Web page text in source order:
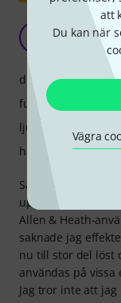
att
Du kan när
Vägra
Bra
Sammantaget
uppdatering/
Allen & Heath-
saknade jag
nu till stor del löst
användas på vissa
Jag tror inte att
drift
funktioner
ljud
hantverkskvalitet